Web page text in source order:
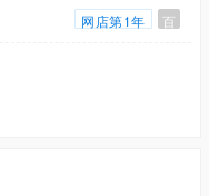
网店第1年 百